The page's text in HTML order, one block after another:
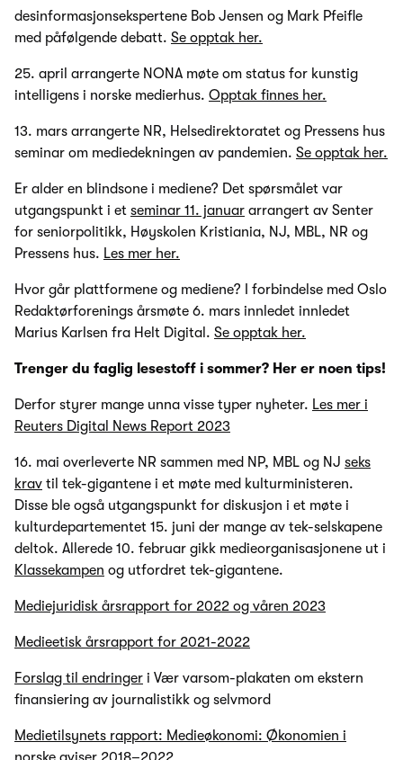
desinformasjonsekspertene Bob Jensen og Mark Pfeifle
med påfølgende debatt. Se opptak her.
25. april arrangerte NONA møte om status for kunstig
intelligens i norske medierhus. Opptak finnes her.
13. mars arrangerte NR, Helsedirektoratet og Pressens hus
seminar om mediedekningen av pandemien. Se opptak her.
Er alder en blindsone i mediene? Det spørsmålet var
utgangspunkt i et seminar 11. januar arrangert av Senter
for seniorpolitikk, Høyskolen Kristiania, NJ, MBL, NR og
Pressens hus. Les mer her.
Hvor går plattformene og mediene? I forbindelse med Oslo
Redaktørforenings årsmøte 6. mars innledet innledet
Marius Karlsen fra Helt Digital. Se opptak her.
Trenger du faglig lesestoff i sommer? Her er noen tips!
Derfor styrer mange unna visse typer nyheter. Les mer i
Reuters Digital News Report 2023
16. mai overleverte NR sammen med NP, MBL og NJ seks
krav til tek-gigantene i et møte med kulturministeren.
Disse ble også utgangspunkt for diskusjon i et møte i
kulturdepartementet 15. juni der mange av tek-selskapene
deltok. Allerede 10. februar gikk medieorganisasjonene ut i
Klassekampen og utfordret tek-gigantene.
Mediejuridisk årsrapport for 2022 og våren 2023
Medieetisk årsrapport for 2021-2022
Forslag til endringer i Vær varsom-plakaten om ekstern
finansiering av journalistikk og selvmord
Medietilsynets rapport: Medieøkonomi: Økonomien i